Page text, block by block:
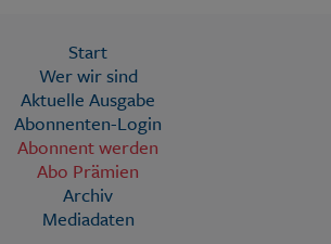
Start
Wer wir sind
Aktuelle Ausgabe
Abonnenten-Login
Abonnent werden
Abo Prämien
Archiv
Mediadaten